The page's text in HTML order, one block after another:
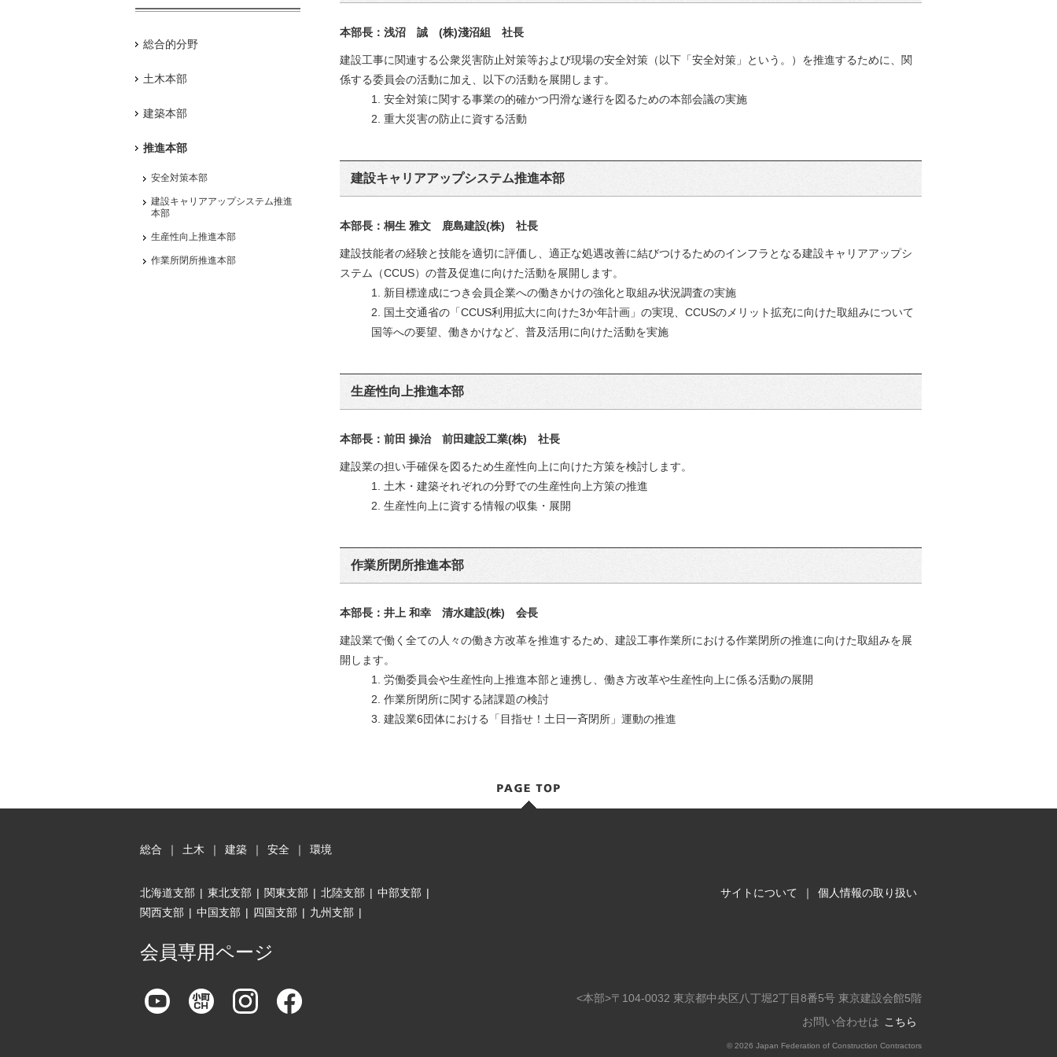
本部長：浅沼 誠 (株)淺沼組 社長
建設工事に関連する公衆災害防止対策等および現場の安全対策（以下「安全対策」という。）を推進するために、関
係する委員会の活動に加え、以下の活動を展開します。
1. 安全対策に関する事業の的確かつ円滑な遂行を図るための本部会議の実施
2. 重大災害の防止に資する活動
建設キャリアアップシステム推進本部
本部長：桐生 雅文 鹿島建設(株) 社長
建設技能者の経験と技能を適切に評価し、適正な処遇改善に結びつけるためのインフラとなる建設キャリアアップシ
ステム（CCUS）の普及促進に向けた活動を展開します。
1. 新目標達成につき会員企業への働きかけの強化と取組み状況調査の実施
2. 国土交通省の「CCUS利用拡大に向けた3か年計画」の実現、CCUSのメリット拡充に向けた取組みについて
国等への要望、働きかけなど、普及活用に向けた活動を実施
生産性向上推進本部
本部長：前田 操治 前田建設工業(株) 社長
建設業の担い手確保を図るため生産性向上に向けた方策を検討します。
1. 土木・建築それぞれの分野での生産性向上方策の推進
2. 生産性向上に資する情報の収集・展開
作業所閉所推進本部
本部長：井上 和幸 清水建設(株) 会長
建設業で働く全ての人々の働き方改革を推進するため、建設工事作業所における作業閉所の推進に向けた取組みを展
開します。
1. 労働委員会や生産性向上推進本部と連携し、働き方改革や生産性向上に係る活動の展開
2. 作業所閉所に関する諸課題の検討
3. 建設業6団体における「目指せ！土日一斉閉所」運動の推進
総合的分野
土木本部
建築本部
推進本部
安全対策本部
建設キャリアアップシステム推進
本部
生産性向上推進本部
作業所閉所推進本部
総合 ｜ 土木 ｜ 建築 ｜ 安全 ｜ 環境
サイトについて ｜ 個人情報の取り扱い
北海道支部 | 東北支部 | 関東支部 | 北陸支部 | 中部支部 |
関西支部 | 中国支部 | 四国支部 | 九州支部 |
会員専用ページ
<本部>〒104-0032 東京都中央区八丁堀2丁目8番5号 東京建設会館5階
お問い合わせは こちら
© 2026 Japan Federation of Construction Contractors